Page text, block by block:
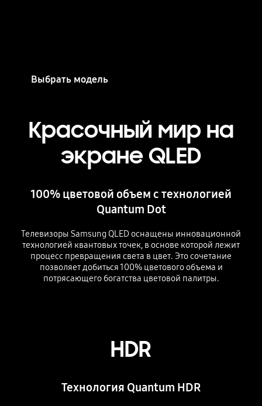
Выбрать модель
Красочный мир на
экране QLED
100% цветовой объем с технологией
Quantum Dot
Телевизоры Samsung QLED оснащены инновационной
технологией квантовых точек, в основе которой лежит
процесс превращения света в цвет. Это сочетание
позволяет добиться 100% цветового объема и
потрясающего богатства цветовой палитры.
HDR
Технология Quantum HDR